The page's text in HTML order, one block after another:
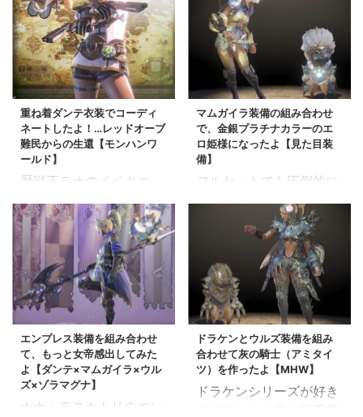
重ね着ダンテ衣装でコーディ
ネートしたよ！…レッドオーブ
難民からの生還【モンハンワ
ールド】
歴戦王テオのイベクエ
「太陽が燃え盛る時」の
クリア報酬 「炎王龍チ
ケット」 と交換するこ
とにより重ね着装備「ダ
ンテ衣装」を手に入れる
ことができます。 なので
すが・・・ ホントごめ
ん、配信直後、管理人レ
ッドオーブ1個足りなか
ったよ ぁ…(´・д・`*)
ぁ(´・д:;.:... (´・:;....::;.:.
マムガイラ装備の組み合わせ
で、金銀プラチナカラーのエ
ロ姫様になったよ【見た目装
備】
フルセットでも圧倒的に
エロ可愛い枠、マムガイ
ラの防具を組み合わせて
みました。 マムガイラ
シリーズはいいよね、 ど
のパーツ使っても映える
('◇')ゞ 今回の防具の組
み合わせは、マムガイ
ラ、ギエナ、ブロッサム
（重ね着）、それに頭が
キリンです スポンサーリ
ンク プラチナ姫様装備の
エンプレス装備を組み合わせ
て、もっと女帝感出してみた
よ【ダンテ×マムガイラ×ウル
ズ×ゾラマグナ】
ナナ・テスカトリのエン
ドラケンとウルズ装備を組み
合わせて灰の騎士（アミタイ
ツ）を作ったよ【MHW】
ドラケンシリーズが好き